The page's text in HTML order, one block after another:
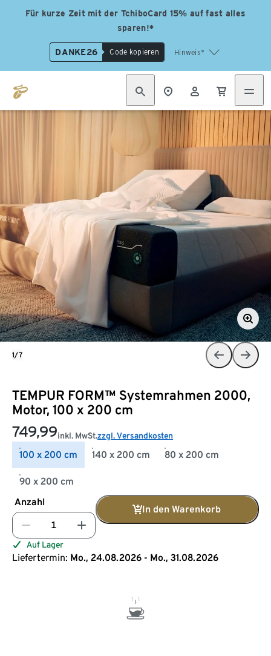
Für kurze Zeit mit der TchiboCard 15% auf fast alles
sparen!*
DANKE26 Code kopieren Hinweis*
TEMPUR FORM™ Systemrahmen 2000,
Motor, 100 x 200 cm
749,99inkl. MwSt.zzgl. Versandkosten
100 x 200 cm 140 x 200 cm 80 x 200 cm
90 x 200 cm
Anzahl
In den Warenkorb
Auf Lager
Liefertermin: Mo., 24.08.2026 - Mo., 31.08.2026
1/7